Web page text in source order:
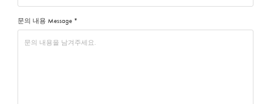
문의 내용 Message *